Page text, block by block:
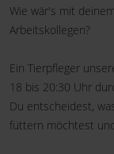
Wie wär's mit
Arbeitskollegen?
Ein Tierpfleger
18 bis 20:30 Uhr
Du entscheidest,
füttern möchtest